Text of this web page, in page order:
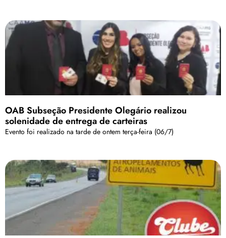
OAB Subseção Presidente Olegário realizou
solenidade de entrega de carteiras
Evento foi realizado na tarde de ontem terça-feira (06/7)